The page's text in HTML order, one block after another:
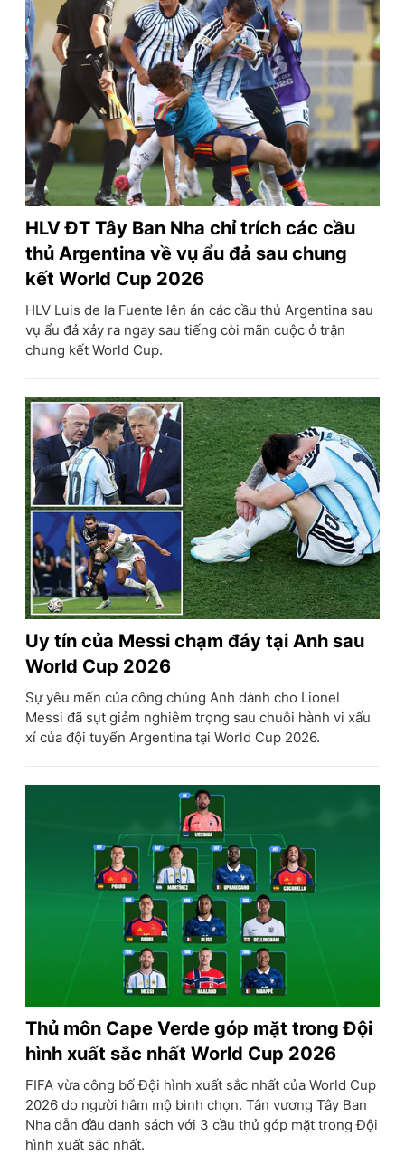
HLV ĐT Tây Ban Nha chỉ trích các cầu
thủ Argentina về vụ ẩu đả sau chung
kết World Cup 2026
HLV Luis de la Fuente lên án các cầu thủ Argentina sau
vụ ẩu đả xảy ra ngay sau tiếng còi mãn cuộc ở trận
chung kết World Cup.
Uy tín của Messi chạm đáy tại Anh sau
World Cup 2026
Sự yêu mến của công chúng Anh dành cho Lionel
Messi đã sụt giảm nghiêm trọng sau chuỗi hành vi xấu
xí của đội tuyển Argentina tại World Cup 2026.
Thủ môn Cape Verde góp mặt trong Đội
hình xuất sắc nhất World Cup 2026
FIFA vừa công bố Đội hình xuất sắc nhất của World Cup
2026 do người hâm mộ bình chọn. Tân vương Tây Ban
Nha dẫn đầu danh sách với 3 cầu thủ góp mặt trong Đội
hình xuất sắc nhất.